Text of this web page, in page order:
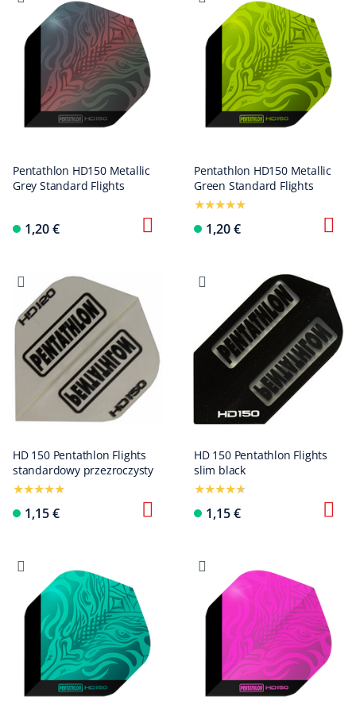
Pentathlon HD150 Metallic
Grey Standard Flights
1,20 €
Pentathlon HD150 Metallic
Green Standard Flights
1,20 €
HD 150 Pentathlon Flights
standardowy przezroczysty
1,15 €
HD 150 Pentathlon Flights
slim black
1,15 €